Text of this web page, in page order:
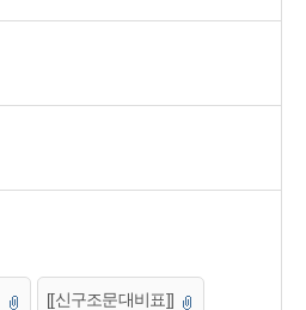
[[신구조문대비표]]